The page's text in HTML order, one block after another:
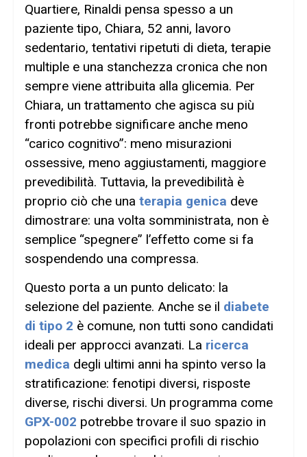
Quartiere, Rinaldi pensa spesso a un
paziente tipo, Chiara, 52 anni, lavoro
sedentario, tentativi ripetuti di dieta, terapie
multiple e una stanchezza cronica che non
sempre viene attribuita alla glicemia. Per
Chiara, un trattamento che agisca su più
fronti potrebbe significare anche meno
“carico cognitivo”: meno misurazioni
ossessive, meno aggiustamenti, maggiore
prevedibilità. Tuttavia, la prevedibilità è
proprio ciò che una terapia genica deve
dimostrare: una volta somministrata, non è
semplice “spegnere” l’effetto come si fa
sospendendo una compressa.
Questo porta a un punto delicato: la
selezione del paziente. Anche se il diabete
di tipo 2 è comune, non tutti sono candidati
ideali per approcci avanzati. La ricerca
medica degli ultimi anni ha spinto verso la
stratificazione: fenotipi diversi, risposte
diverse, rischi diversi. Un programma come
GPX-002 potrebbe trovare il suo spazio in
popolazioni con specifici profili di rischio